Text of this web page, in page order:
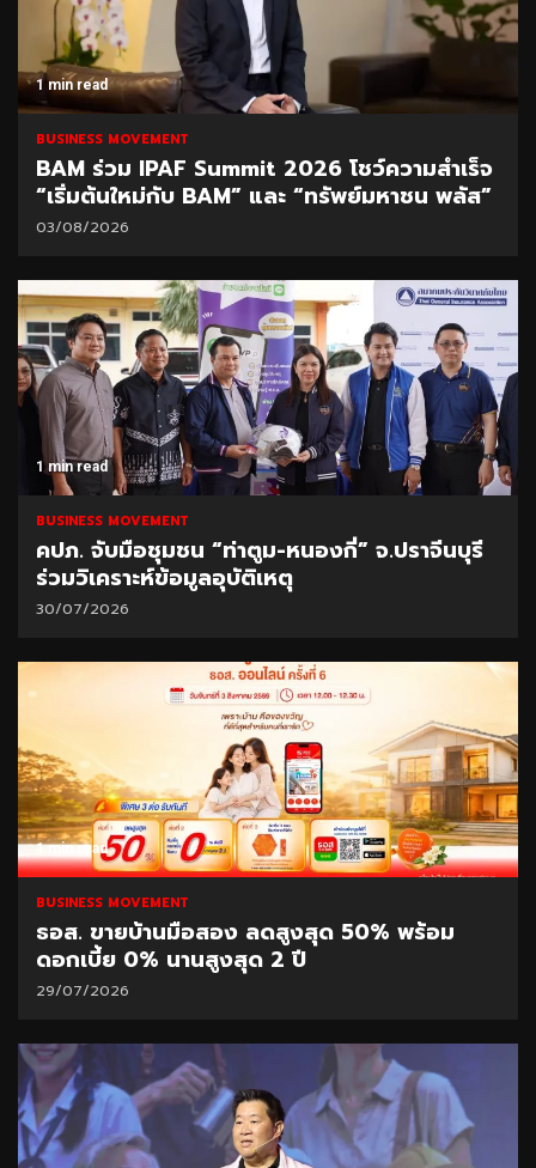
1 min read
BUSINESS MOVEMENT
BAM ร่วม IPAF Summit 2026 โชว์ความสำเร็จ
“เริ่มต้นใหม่กับ BAM” และ “ทรัพย์มหาชน พลัส”
03/08/2026
1 min read
BUSINESS MOVEMENT
คปภ. จับมือชุมชน “ท่าตูม-หนองกี่” จ.ปราจีนบุรี
ร่วมวิเคราะห์ข้อมูลอุบัติเหตุ
30/07/2026
1 min read
BUSINESS MOVEMENT
ธอส. ขายบ้านมือสอง ลดสูงสุด 50% พร้อม
ดอกเบี้ย 0% นานสูงสุด 2 ปี
29/07/2026